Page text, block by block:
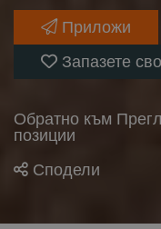
Приложи
Запазете
Обратно към
позиции
Сподели